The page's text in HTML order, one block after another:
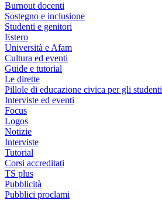
Burnout docenti
Sostegno e inclusione
Studenti e genitori
Estero
Università e Afam
Cultura ed eventi
Guide e tutorial
Le dirette
Pillole di educazione civica per gli studenti
Interviste ed eventi
Focus
Logos
Notizie
Interviste
Tutorial
Corsi accreditati
TS plus
Pubblicità
Pubblici proclami